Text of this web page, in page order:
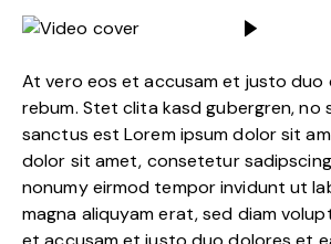
At vero eos et accusam et justo duo
rebum. Stet clita kasd gubergren, no
sanctus est Lorem ipsum dolor sit
dolor sit amet, consetetur
nonumy eirmod tempor invidunt ut
magna aliquyam erat, sed diam